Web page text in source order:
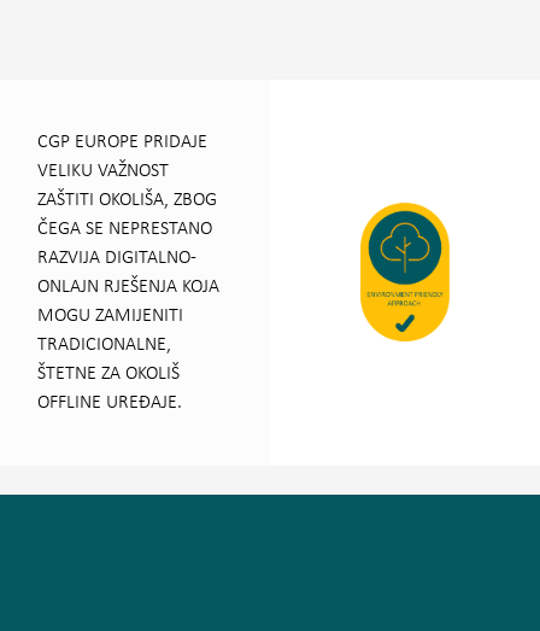
CGP EUROPE PRIDAJE
VELIKU VAŽNOST
ZAŠTITI OKOLIŠA, ZBOG
ČEGA SE NEPRESTANO
RAZVIJA DIGITALNO-
ONLAJN RJEŠENJA KOJA
MOGU ZAMIJENITI
TRADICIONALNE,
ŠTETNE ZA OKOLIŠ
OFFLINE UREĐAJE.